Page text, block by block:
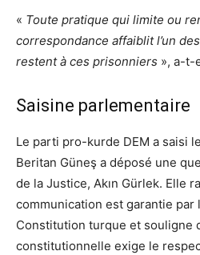
« Toute pratique qui limite ou
correspondance affaiblit l’un
restent à ces prisonniers », a-t-
Saisine parlementaire
Le parti pro-kurde DEM a saisi
Beritan Güneş a déposé une
de la Justice, Akın Gürlek. Elle
communication est garantie par
Constitution turque et souligne
constitutionnelle exige le